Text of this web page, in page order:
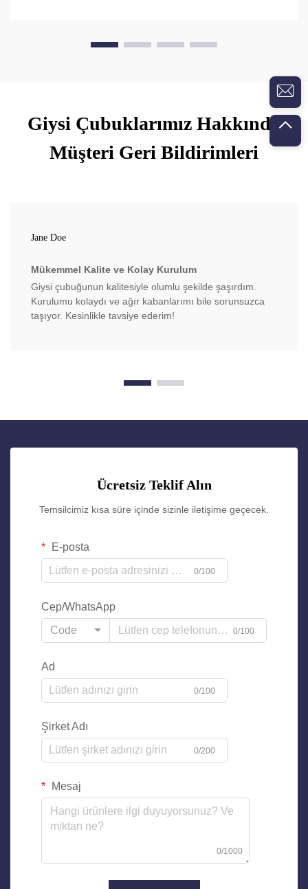
Giysi Çubuklarımız Hakkında
Müşteri Geri Bildirimleri
Jane Doe
Mükemmel Kalite ve Kolay Kurulum
Giysi çubuğunun kalitesiyle olumlu şekilde şaşırdım.
Kurulumu kolaydı ve ağır kabanlarımı bile sorunsuzca
taşıyor. Kesinlikle tavsiye ederim!
Ücretsiz Teklif Alın
Temsilcimiz kısa süre içinde sizinle iletişime geçecek.
E-posta
0/100
Cep/WhatsApp
Code
0/100
Ad
0/100
Şirket Adı
0/200
Mesaj
0/1000